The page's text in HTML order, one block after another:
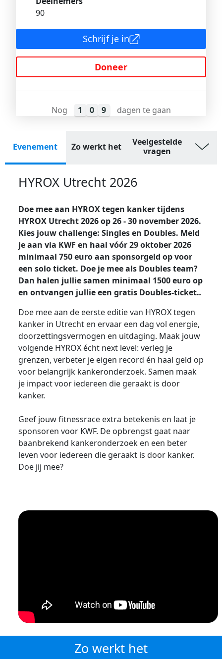
90
Schrijf je in
Doneer
Nog 1 0 9 dagen te gaan
Evenement Zo werkt het
Veelgestelde
vragen
HYROX Utrecht 2026
Doe mee aan HYROX tegen kanker tijdens
HYROX Utrecht 2026 op 26 - 30 november 2026.
Kies jouw challenge: Singles en Doubles. Meld
je aan via KWF en haal vóór 29 oktober 2026
minimaal 750 euro aan sponsorgeld op voor
een solo ticket. Doe je mee als Doubles team?
Dan halen jullie samen minimaal 1500 euro op
en ontvangen jullie een gratis Doubles-ticket..
Doe mee aan de eerste editie van HYROX tegen
kanker in Utrecht en ervaar een dag vol energie,
doorzettingsvermogen en uitdaging. Maak jouw
volgende HYROX écht next level: verleg je
grenzen, verbeter je eigen record én haal geld op
voor belangrijk kankeronderzoek. Samen maak
je impact voor iedereen die geraakt is door
kanker.
Geef jouw fitnessrace extra betekenis en laat je
sponsoren voor KWF. De opbrengst gaat naar
baanbrekend kankeronderzoek en een beter
leven voor iedereen die geraakt is door kanker.
Doe jij mee?
Zo werkt het